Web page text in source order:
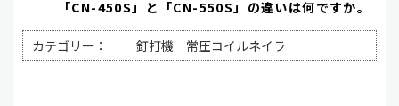
「CN-450S」と「CN-550S」の違いは何ですか。
カテゴリー： 釘打機 常圧コイルネイラ